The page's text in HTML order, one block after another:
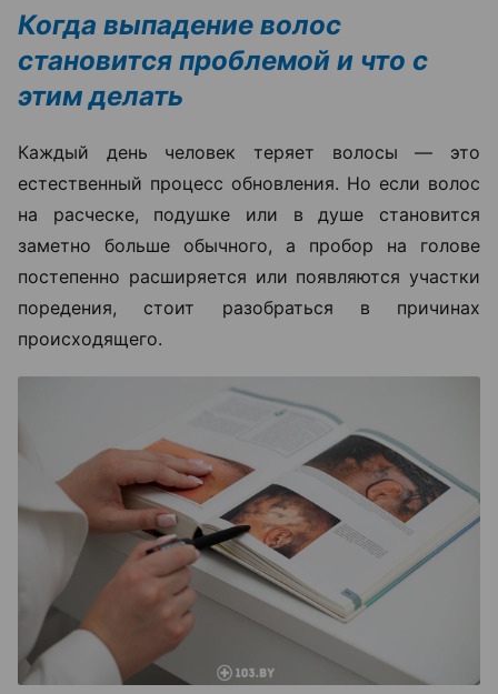
Когда выпадение волос
становится проблемой и что с
этим делать
Каждый день человек теряет волосы — это
естественный процесс обновления. Но если волос
на расческе, подушке или в душе становится
заметно больше обычного, а пробор на голове
постепенно расширяется или появляются участки
поредения, стоит разобраться в причинах
происходящего.